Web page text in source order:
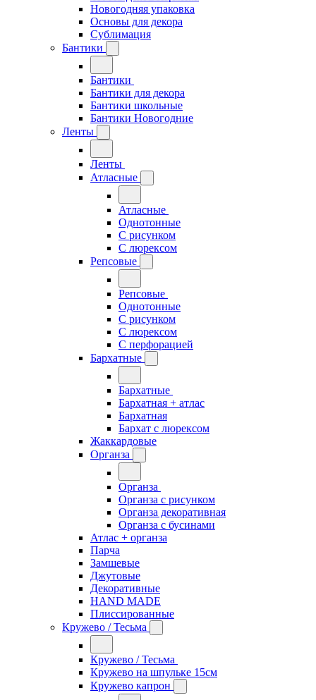
Новогодняя упаковка
Основы для декора
Сублимация
Бантики
Бантики
Бантики для декора
Бантики школьные
Бантики Новогодние
Ленты
Ленты
Атласные
Атласные
Однотонные
С рисунком
С люрексом
Репсовые
Репсовые
Однотонные
С рисунком
С люрексом
С перфорацией
Бархатные
Бархатные
Бархатная + атлас
Бархатная
Бархат с люрексом
Жаккардовые
Органза
Органза
Органза с рисунком
Органза декоративная
Органза с бусинами
Атлас + органза
Парча
Замшевые
Джутовые
Декоративные
HAND MADE
Плиссированные
Кружево / Тесьма
Кружево / Тесьма
Кружево на шпульке 15см
Кружево капрон